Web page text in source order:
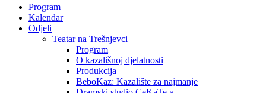
Program
Kalendar
Odjeli
Teatar na Trešnjevci
Program
O kazališnoj djelatnosti
Produkcija
BeboKaz: Kazalište za najmanje